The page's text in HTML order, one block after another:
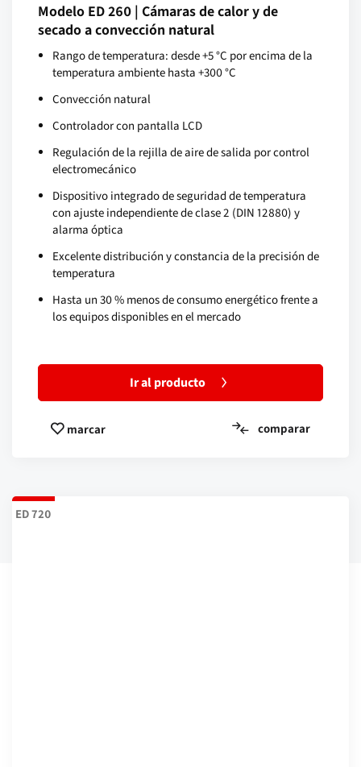
Modelo ED 260 | Cámaras de calor y de
secado a convección natural
Rango de temperatura: desde +5 °C por encima de la
temperatura ambiente hasta +300 °C
Convección natural
Controlador con pantalla LCD
Regulación de la rejilla de aire de salida por control
electromecánico
Dispositivo integrado de seguridad de temperatura
con ajuste independiente de clase 2 (DIN 12880) y
alarma óptica
Excelente distribución y constancia de la precisión de
temperatura
Hasta un 30 % menos de consumo energético frente a
los equipos disponibles en el mercado
Ir al producto
marcar comparar
ED 720